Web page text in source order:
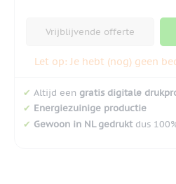
Vrijblijvende offerte
Let op: Je hebt (nog) geen
✔ Altijd een gratis digitale
✔ Energiezuinige productie
✔ Gewoon in NL gedruktdus